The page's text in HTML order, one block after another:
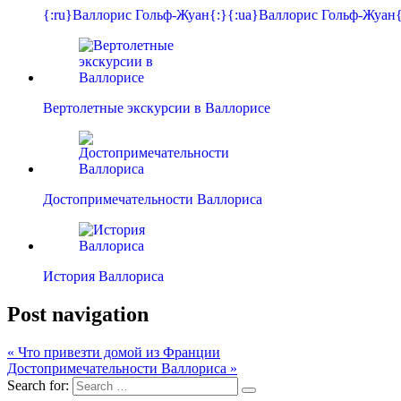
{:ru}Валлорис Гольф-Жуан{:}{:ua}Валлорис Гольф-
Вертолетные экскурсии в Валлорисе
Достопримечательности Валлориса
История Валлориса
Post navigation
« Что привезти домой из Франции
Достопримечательности Валлориса »
Search for: